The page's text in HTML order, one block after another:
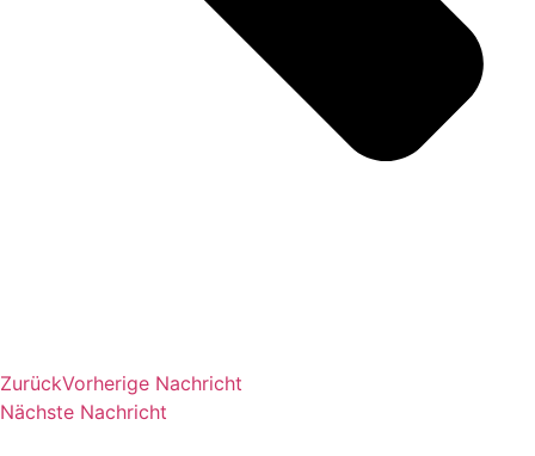
ZurückVorherige Nachricht
Nächste Nachricht